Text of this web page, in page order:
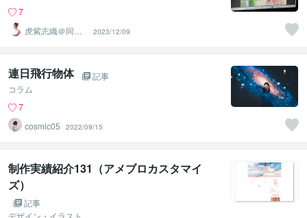
7
虎紫志織＠同じ
目線の『駆け込
み寺』
2023/12/09
連日飛行物体
記事
コラム
7
cosmic05
2022/09/15
制作実績紹介131（アメブロカスタマイ
ズ）
記事
デザイン・イラスト